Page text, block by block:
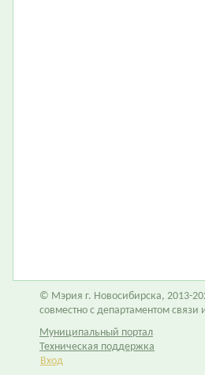
© Мэрия г. Новосибирска, 2013-
совместно с департаментом
Муниципальный портал
Техническая поддержка
Вход